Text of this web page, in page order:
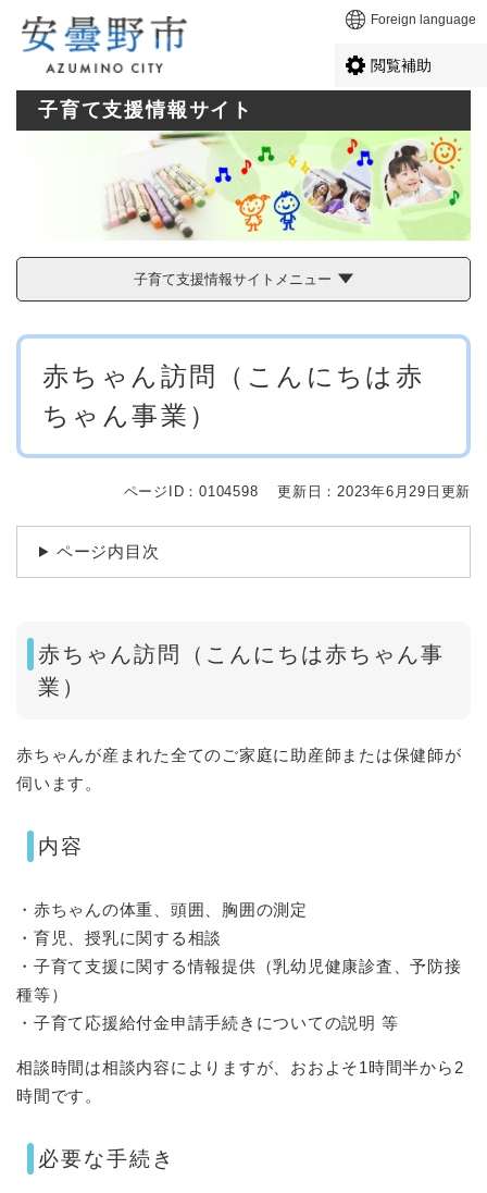
メニューを飛ばして本文へ Foreign language
閲覧補助
子育て支援情報サイト
子育て支援情報サイトメニュー
本
赤ちゃん訪問（こんにちは赤
ちゃん事業）
ページID：0104598 更新日：2023年6月29日更新
ページ内目次
赤ちゃん訪問（こんにちは赤ちゃん事
業）
赤ちゃんが産まれた全てのご家庭に助産師または保健師が
伺います。
内容
・赤ちゃんの体重、頭囲、胸囲の測定
・育児、授乳に関する相談
・子育て支援に関する情報提供（乳幼児健康診査、予防接
種等）
・子育て応援給付金申請手続きについての説明 等
相談時間は相談内容によりますが、おおよそ1時間半から2
時間です。
必要な手続き